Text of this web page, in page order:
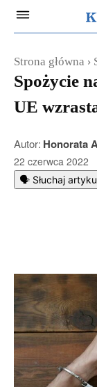
Strona główna
Spożycie
UE
Autor: Honorata
22 czerwca 2022
🗣️ Słuchaj